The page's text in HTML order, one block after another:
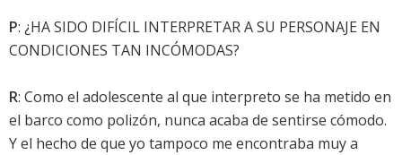
P: ¿HA SIDO DIFÍCIL INTERPRETAR A SU PERSONAJE EN
CONDICIONES TAN INCÓMODAS?
R: Como el adolescente al que interpreto se ha metido en
el barco como polizón, nunca acaba de sentirse cómodo.
Y el hecho de que yo tampoco me encontraba muy a